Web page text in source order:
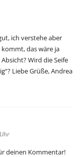
ich verstehe aber
das wäre ja
Wird die Seife
Liebe Grüße, Andrea
deinen Kommentar!